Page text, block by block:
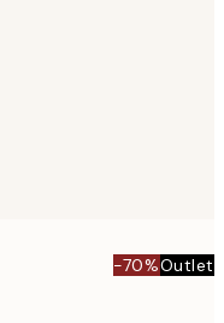
-70%Outlet